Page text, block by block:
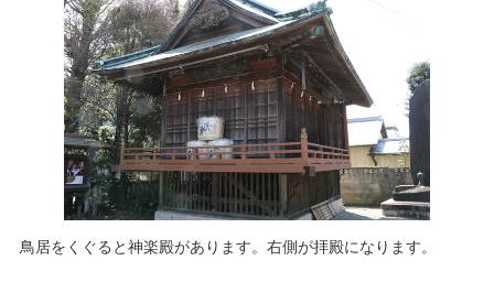
鳥居をくぐると神楽殿があります。右側が拝殿になります。